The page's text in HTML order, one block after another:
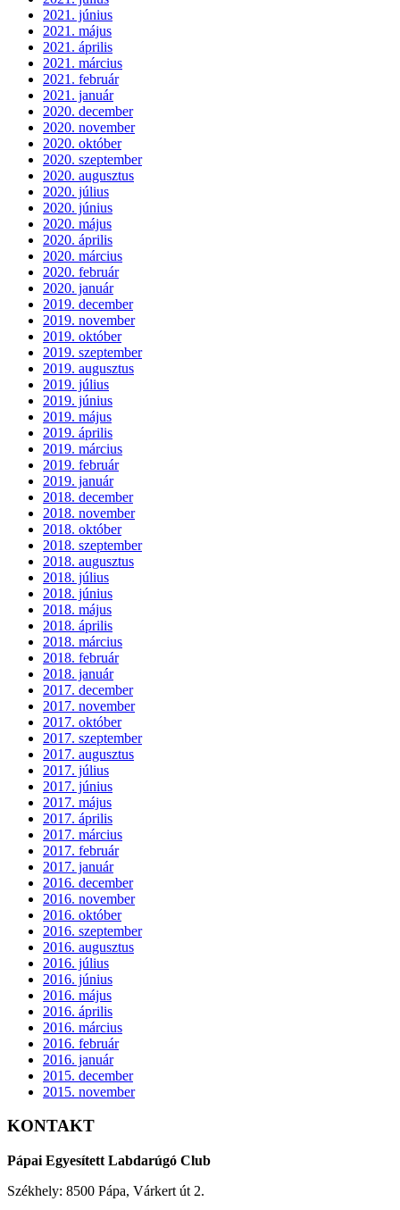
2021. június
2021. május
2021. április
2021. március
2021. február
2021. január
2020. december
2020. november
2020. október
2020. szeptember
2020. augusztus
2020. július
2020. június
2020. május
2020. április
2020. március
2020. február
2020. január
2019. december
2019. november
2019. október
2019. szeptember
2019. augusztus
2019. július
2019. június
2019. május
2019. április
2019. március
2019. február
2019. január
2018. december
2018. november
2018. október
2018. szeptember
2018. augusztus
2018. július
2018. június
2018. május
2018. április
2018. március
2018. február
2018. január
2017. december
2017. november
2017. október
2017. szeptember
2017. augusztus
2017. július
2017. június
2017. május
2017. április
2017. március
2017. február
2017. január
2016. december
2016. november
2016. október
2016. szeptember
2016. augusztus
2016. július
2016. június
2016. május
2016. április
2016. március
2016. február
2016. január
2015. december
2015. november
KONTAKT
Pápai Egyesített Labdarúgó Club
Székhely: 8500 Pápa, Várkert út 2.